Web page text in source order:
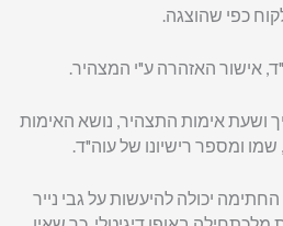
כפי שהוצגה.
אישור האזהרה ע"י המצהיר.
ושעת אימות התצהיר, נושא האימות
ומספר רישיונו של עוה"ד.
יכולה להיעשות על גבי נייר